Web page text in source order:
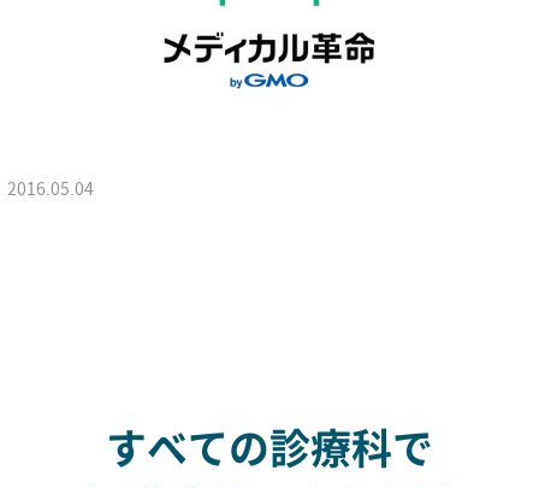
2016.05.04
すべての診療科で